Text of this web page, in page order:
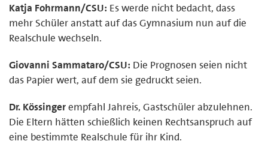
Katja Fohrmann/CSU: Es werde nicht bedacht, dass
mehr Schüler anstatt auf das Gymnasium nun auf die
Realschule wechseln.
Giovanni Sammataro/CSU: Die Prognosen seien nicht
das Papier wert, auf dem sie gedruckt seien.
Dr. Kössingerempfahl Jahreis, Gastschüler abzulehnen.
Die Eltern hätten schießlich keinen Rechtsanspruch auf
eine bestimmte Realschule für ihr Kind.